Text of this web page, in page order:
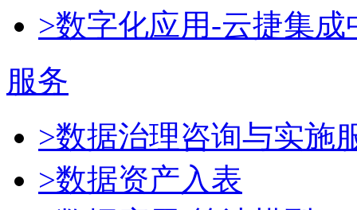
>数字化应用-云捷集成
服务
>数据治理咨询与实施
>数据资产入表